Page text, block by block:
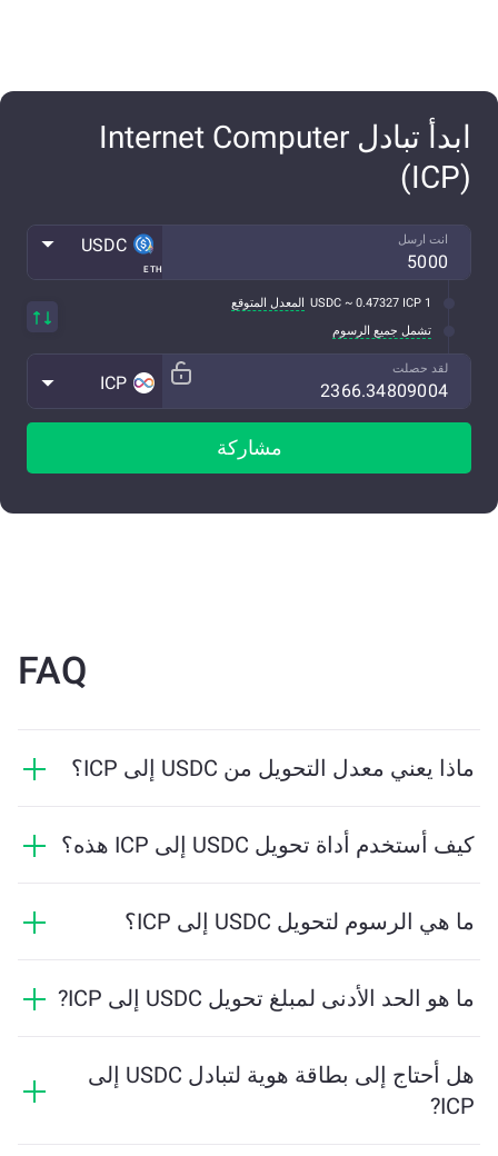
ابدأ تبادل Internet Computer
(ICP)
انت ارسل
ETH
USDC
1 USDC ~ 0.47327 ICP
المعدل المتوقع
تشمل جميع الرسوم
لقد حصلت
ICP
مشاركة
FAQ
ماذا يعني معدل التحويل من USDC إلى ICP؟
يتقلب هذا المعدل بناءً على ظروف السوق والعرض والطلب
كيف أستخدم أداة تحويل USDC إلى ICP هذه؟
الأداة بحساب الكمية التقديرية من ICP التي ستستلمها. ثم
ما هي الرسوم لتحويل USDC إلى ICP؟
السوق. تقدم ChangeNOW أسعارًا تنافسية دون رسومما هو الحد الأدنى لمبلغ تحويل USDC إلى ICP?
النظام الأساسي بحساب المبلغ الأدنى المطلوب لضمان
إجراء المعاملة بسلاسة. ولكن في معظم الحالات، يكون
هل أحتاج إلى بطاقة هوية لتبادل USDC إلى
ICP?